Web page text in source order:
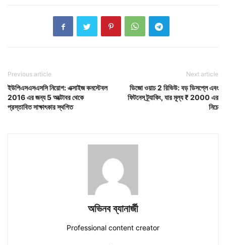
Previous article
ইউপিএসএসএসসি নিয়োগ: এক্সাইজ কনস্টেবল
2016 এর জন্য 5 অক্টোবর থেকে
প্রস্তাবিত সাক্ষাৎকার স্থগিত
Next article
ডিজো ওয়াচ 2 রিভিউ: বড় ডিসপ্লে এবং
ফিটনেস ট্র্যাকিং, যার মূল্য ₹ 2000 এর
নিচে
অভিনব ব্যানার্জী
Professional content creator